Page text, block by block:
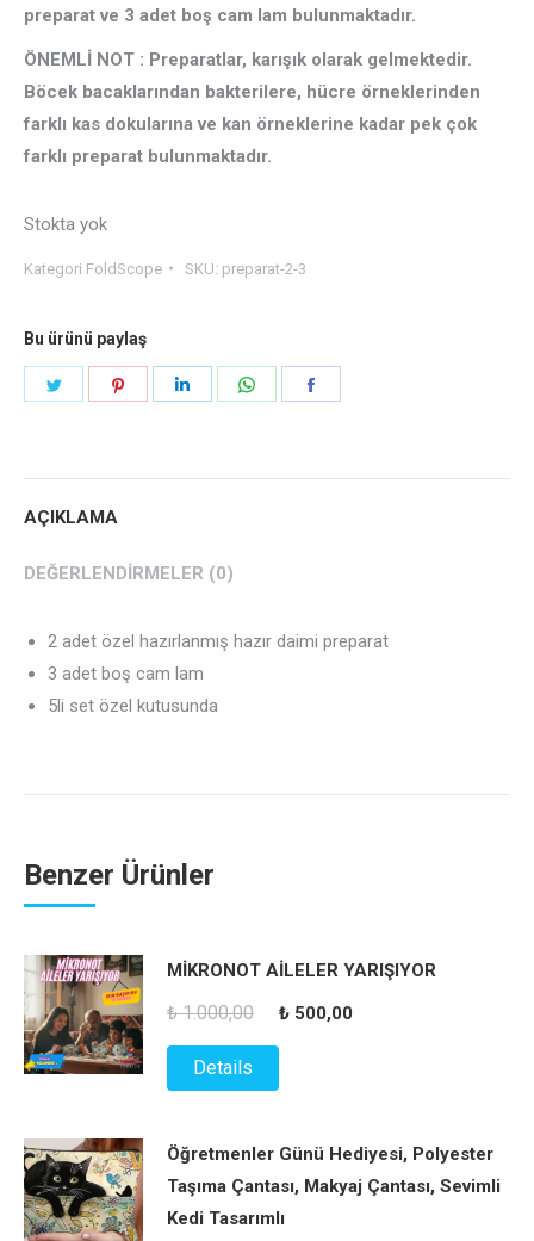
preparat ve 3 adet boş cam lam bulunmaktadır.
ÖNEMLİ NOT : Preparatlar, karışık olarak gelmektedir.
Böcek bacaklarından bakterilere, hücre örneklerinden
farklı kas dokularına ve kan örneklerine kadar pek çok
farklı preparat bulunmaktadır.
Stokta yok
Kategori FoldScope SKU: preparat-2-3
Bu ürünü paylaş
AÇIKLAMA
DEĞERLENDIRMELER (0)
2 adet özel hazırlanmış hazır daimi preparat
3 adet boş cam lam
5li set özel kutusunda
Benzer Ürünler
MİKRONOT AİLELER YARIŞIYOR
₺1.000,00
Orijinal
fiyat:
₺ 1.000,00.
₺ 500,00
Details
Öğretmenler Günü Hediyesi, Polyester
Taşıma Çantası, Makyaj Çantası, Sevimli
Kedi Tasarımlı